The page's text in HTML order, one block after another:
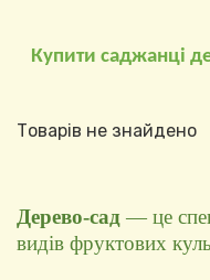
Купити саджанці
Товарів не знайдено
Дерево-сад — це
видів фруктових